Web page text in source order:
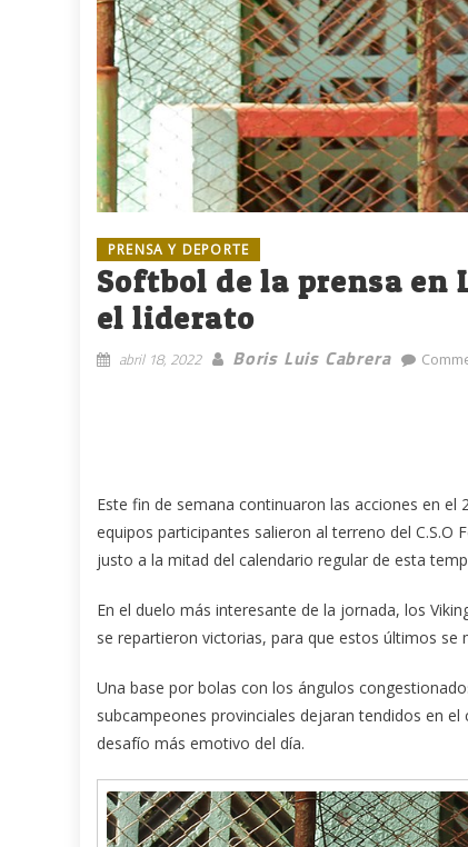
PRENSA Y DEPORTE
Softbol de la prensa en
el liderato
abril 18, 2022 Boris Luis Cabrera
Este fin de semana continuaron las acciones en
equipos participantes salieron al terreno del C.S.O
justo a la mitad del calendario regular de esta
En el duelo más interesante de la jornada, los
se repartieron victorias, para que estos últimos se
Una base por bolas con los ángulos
subcampeones provinciales dejaran tendidos en
desafío más emotivo del día.